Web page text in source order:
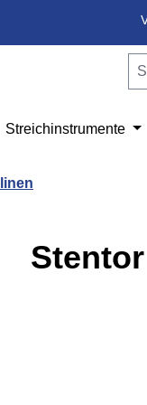
Streichinstrumente
Bildergalerie